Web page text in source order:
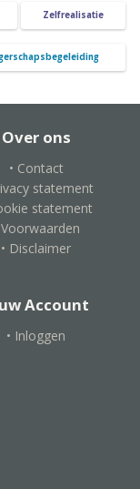
Zelfrealisatie
Over ons
• Contact
statement
statement
Voorwaarden
• Disclaimer
Account
• Inloggen